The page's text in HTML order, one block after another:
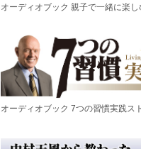
オーディオブック 親子で一緒に楽
オーディオブック 7つの習慣実践ス